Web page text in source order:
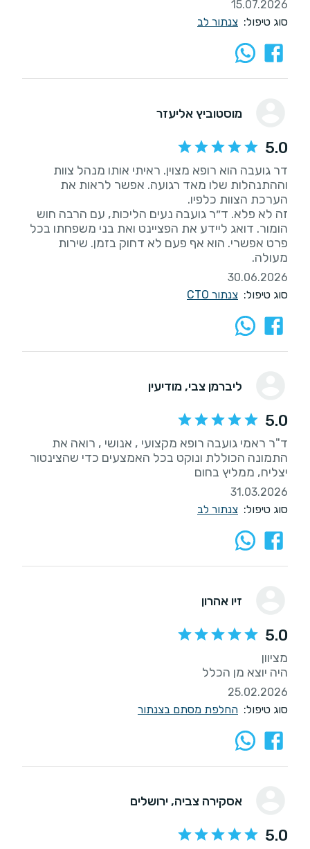
15.07.2026
סוג טיפול: צנתור לב
מוסטוביץ אליעזר
5.0
דר גועבה הוא רופא מצוין. ראיתי אותו מנהל צוות
וההתנהלות שלו מאד רגועה. אפשר לראות את
זה לא פלא. ד״ר גועבה נעים הליכות, עם הרבה חוש
הומור. דואג ליידע את הפציינט ואת בני משפחתו בכל
פרט אפשרי. הוא אף פעם לא דחוק בזמן. שירות
מעולה.
30.06.2026
סוג טיפול: צנתור CTO
ליברמן צבי, מודיעין
5.0
ד"ר ראמי גועבה רופא מקצועי , אנושי , רואה את
התמונה הכוללת ונוקט בכל האמצעים כדי שהצינטור
יצליח, ממליץ בחום
31.03.2026
סוג טיפול: צנתור לב
זיו אהרון
5.0
היה יוצא מן הכלל
25.02.2026
סוג טיפול: החלפת מסתם בצנתור
אסקירה צביה, ירושלים
5.0